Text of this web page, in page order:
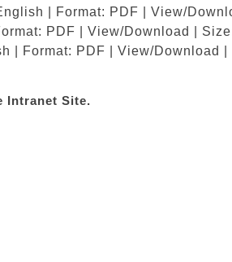
| Format: PDF | View/
PDF | View/Download |
| Format: PDF | View/Download |
Intranet Site.